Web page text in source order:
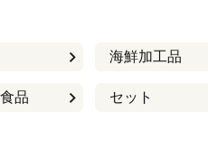
海鮮加工品
品 セット